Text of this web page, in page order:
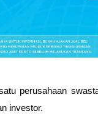
perusahaan
investor.